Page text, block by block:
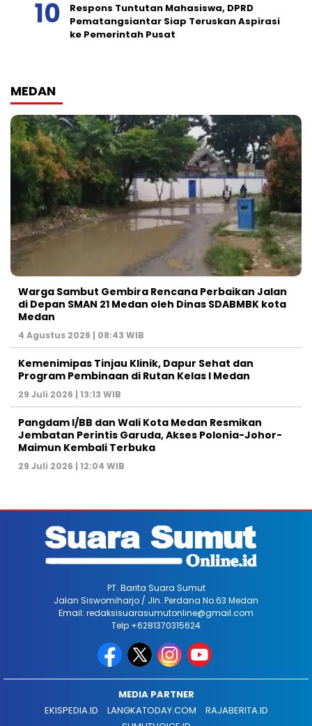
Respons Tuntutan Mahasiswa, DPRD
Pematangsiantar Siap Teruskan Aspirasi
ke Pemerintah Pusat
MEDAN
Warga Sambut Gembira Rencana Perbaikan Jalan
di Depan SMAN 21 Medan oleh Dinas SDABMBK kota
Medan
4 Agustus 2026 | 08:43 WIB
Kemenimipas Tinjau Klinik, Dapur Sehat dan
Program Pembinaan di Rutan Kelas I Medan
29 Juli 2026 | 13:13 WIB
Pangdam I/BB dan Wali Kota Medan Resmikan
Jembatan Perintis Garuda, Akses Polonia-Johor-
Maimun Kembali Terbuka
29 Juli 2026 | 12:04 WIB
PT. Barita Suara Sumut
Jalan Siswomiharjo / Jln. Perdana No.63 Medan
Email: redaksisuarasumutonline@gmail.com
Telp +6281370315624
MEDIA PARTNER
EKISPEDIA.ID
LANGKATODAY.COM
RAJABERITA.ID